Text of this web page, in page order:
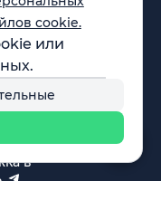
cookie.
или
и
в